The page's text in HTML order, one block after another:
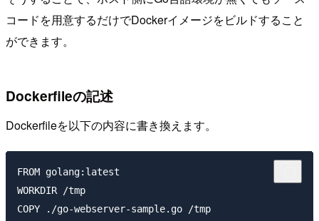
コードを用意するだけでDockerイメージをビルドすること
ができます。
Dockerfileの記述
Dockerfileを以下の内容に書き換えます。
FROM golang:latest
WORKDIR /tmp
COPY ./go-webserver-sample.go /tmp